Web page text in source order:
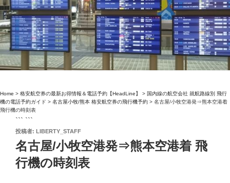
Home > 格安航空券の最新お得情報＆電話予約【HeadLine】 > 国内線の航空会社 就航路線別 飛行
機の電話予約ガイド > 名古屋小牧/熊本 格安航空券の飛行機予約 > 名古屋/小牧空港発⇒熊本空港着
飛行機の時刻表
``` ```
投
稿
日:
投稿者: LIBERTY_STAFF
名古屋/小牧空港発⇒熊本空港着 飛
行機の時刻表